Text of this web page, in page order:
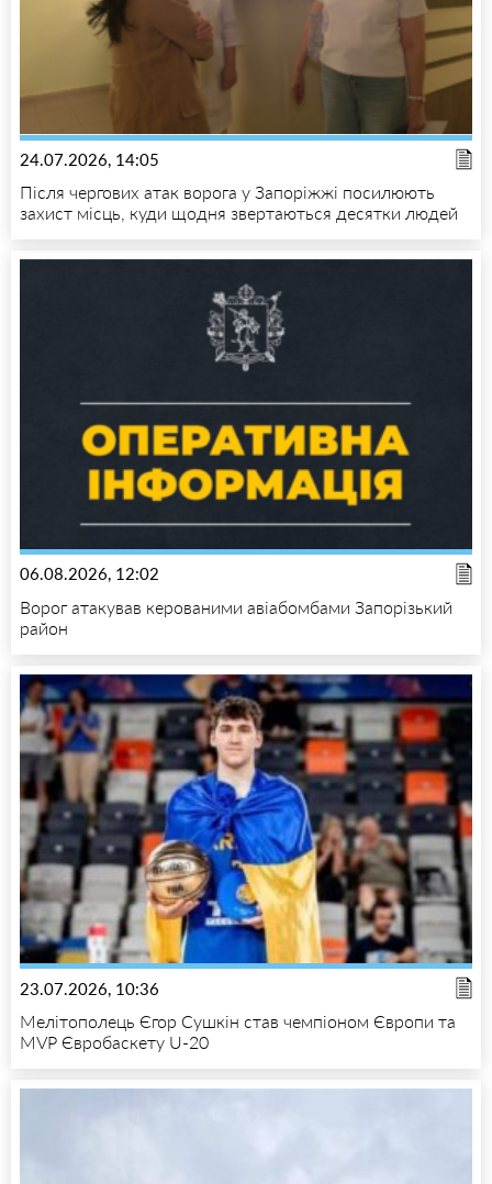
24.07.2026, 14:05
Після чергових атак ворога у Запоріжжі посилюють
захист місць, куди щодня звертаються десятки людей
06.08.2026, 12:02
Ворог атакував керованими авіабомбами Запорізький
район
23.07.2026, 10:36
Мелітополець Єгор Сушкін став чемпіоном Європи та
MVP Євробаскету U-20